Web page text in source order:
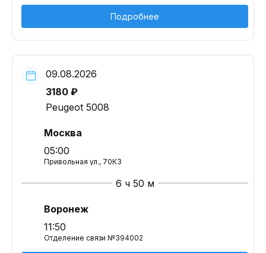
Подробнее
09.08.2026
3180 ₽
Peugeot 5008
Москва
05:00
Привольная ул., 70К3
6 ч 50 м
Воронеж
11:50
Отделение связи №394002